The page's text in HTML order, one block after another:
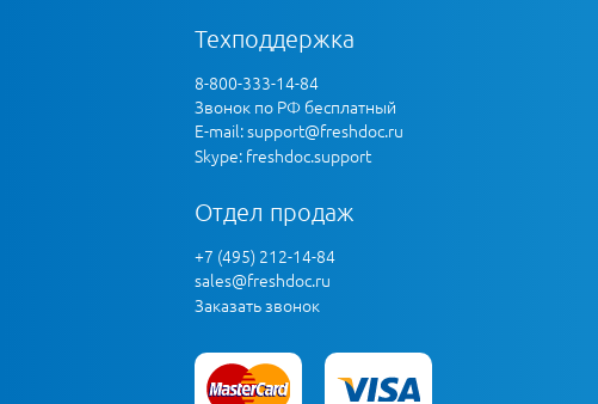
Техподдержка
8-800-333-14-84
Звонок по РФ бесплатный
E-mail:support@freshdoc.ru
Skype: freshdoc.support
Отдел продаж
+7 (495) 212-14-84
sales@freshdoc.ru
Заказать звонок